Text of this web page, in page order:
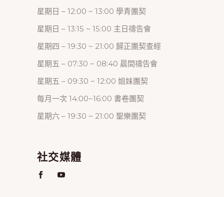
星期日 – 12:00 ~ 13:00 學青團契
星期日 – 13:15 ~ 15:00 主日禱告會
星期四 – 19:30 ~ 21:00 歸正團契查經
星期五 – 07:30 ~ 08:40 晨間禱告會
星期五 – 09:30 ~ 12:00 姐妹團契
每月一次 14:00~16:00 書卷團契
星期六 – 19:30 ~ 21:00 聖樂團契
社交媒體